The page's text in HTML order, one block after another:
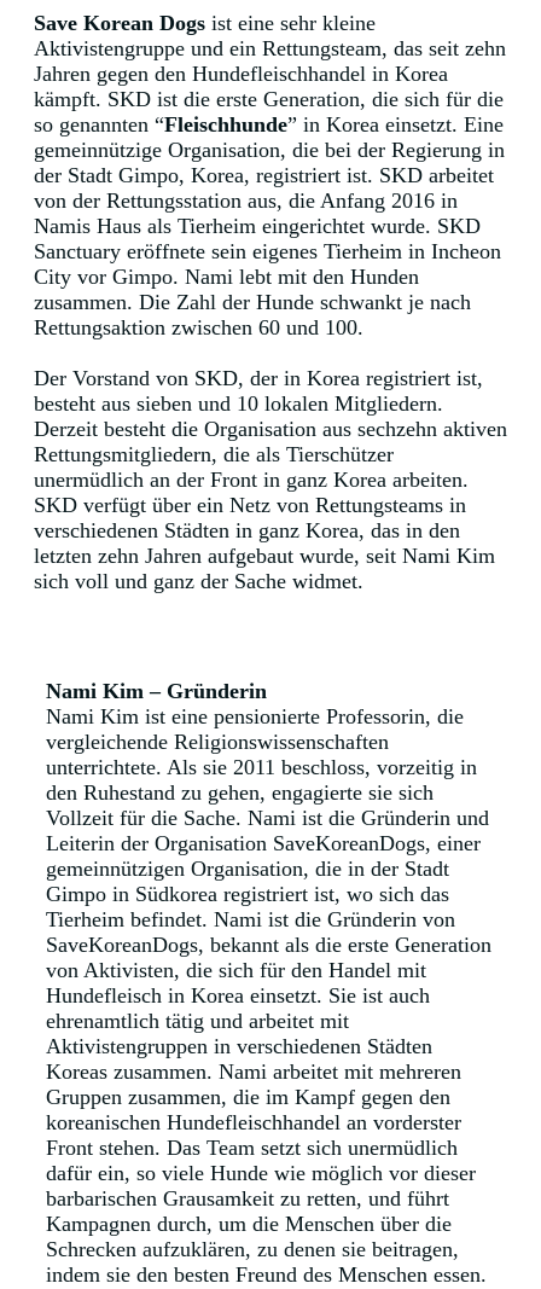
Save Korean Dogs ist eine sehr kleine
Aktivistengruppe und ein Rettungsteam, das seit zehn
Jahren gegen den Hundefleischhandel in Korea
kämpft. SKD ist die erste Generation, die sich für die
so genannten “Fleischhunde” in Korea einsetzt. Eine
gemeinnützige Organisation, die bei der Regierung in
der Stadt Gimpo, Korea, registriert ist. SKD arbeitet
von der Rettungsstation aus, die Anfang 2016 in
Namis Haus als Tierheim eingerichtet wurde. SKD
Sanctuary eröffnete sein eigenes Tierheim in Incheon
City vor Gimpo. Nami lebt mit den Hunden
zusammen. Die Zahl der Hunde schwankt je nach
Rettungsaktion zwischen 60 und 100.
Der Vorstand von SKD, der in Korea registriert ist,
besteht aus sieben und 10 lokalen Mitgliedern.
Derzeit besteht die Organisation aus sechzehn aktiven
Rettungsmitgliedern, die als Tierschützer
unermüdlich an der Front in ganz Korea arbeiten.
SKD verfügt über ein Netz von Rettungsteams in
verschiedenen Städten in ganz Korea, das in den
letzten zehn Jahren aufgebaut wurde, seit Nami Kim
sich voll und ganz der Sache widmet.
Nami Kim – Gründerin
Nami Kim ist eine pensionierte Professorin, die
vergleichende Religionswissenschaften
unterrichtete. Als sie 2011 beschloss, vorzeitig in
den Ruhestand zu gehen, engagierte sie sich
Vollzeit für die Sache. Nami ist die Gründerin und
Leiterin der Organisation SaveKoreanDogs, einer
gemeinnützigen Organisation, die in der Stadt
Gimpo in Südkorea registriert ist, wo sich das
Tierheim befindet. Nami ist die Gründerin von
SaveKoreanDogs, bekannt als die erste Generation
von Aktivisten, die sich für den Handel mit
Hundefleisch in Korea einsetzt. Sie ist auch
ehrenamtlich tätig und arbeitet mit
Aktivistengruppen in verschiedenen Städten
Koreas zusammen. Nami arbeitet mit mehreren
Gruppen zusammen, die im Kampf gegen den
koreanischen Hundefleischhandel an vorderster
Front stehen. Das Team setzt sich unermüdlich
dafür ein, so viele Hunde wie möglich vor dieser
barbarischen Grausamkeit zu retten, und führt
Kampagnen durch, um die Menschen über die
Schrecken aufzuklären, zu denen sie beitragen,
indem sie den besten Freund des Menschen essen.